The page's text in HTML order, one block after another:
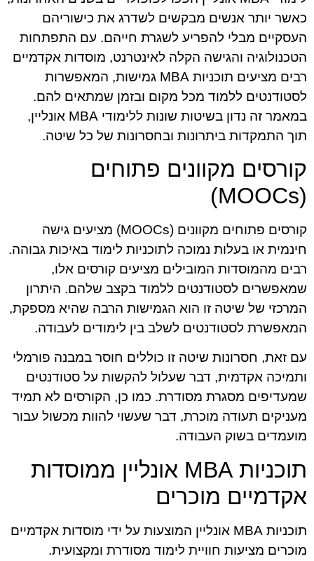
כאשר יותר אנשים מבקשים לשדרג את כישוריהם
העסקיים מבלי להפריע לשגרת חייהם. עם התפתחות
הטכנולוגיה והגישה הקלה לאינטרנט, מוסדות אקדמיים
רבים מציעים תוכניות MBA גמישות, המאפשרות
לסטודנטים ללמוד מכל מקום ובזמן שמתאים להם.
במאמר זה נדון בשיטות שונות ללימודי MBA אונליין,
תוך התמקדות ביתרונות ובחסרונות של כל שיטה.
קורסים מקוונים פתוחים
(MOOCs)
קורסים פתוחים מקוונים (MOOCs) מציעים גישה
חינמית או בעלות נמוכה לתוכניות לימוד באיכות גבוהה.
רבים מהמוסדות המובילים מציעים קורסים אלו,
שמאפשרים לסטודנטים ללמוד בקצב שלהם. היתרון
המרכזי של שיטה זו הוא הגמישות הרבה שהיא מספקת,
המאפשרת לסטודנטים לשלב בין לימודים לעבודה.
עם זאת, חסרונות שיטה זו כוללים חוסר במבנה פורמלי
ותמיכה אקדמית, דבר שעלול להקשות על סטודנטים
שמעדיפים מסגרת מסודרת. כמו כן, הקורסים לא תמיד
מעניקים תעודה מוכרת, דבר שעשוי להוות מכשול עבור
מועמדים בשוק העבודה.
תוכניות MBA אונליין ממוסדות
אקדמיים מוכרים
תוכניות MBA אונליין המוצעות על ידי מוסדות אקדמיים
מוכרים מציעות חוויית לימוד מסודרת ומקצועית.